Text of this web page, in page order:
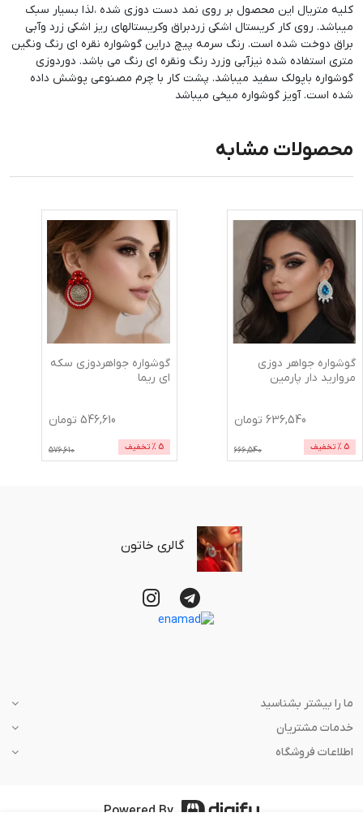
کلیه متریال این محصول بر روی نمد دست دوزی شده ،لذا بسیار سبک
میباشد. روی کار کریستال اشکی زردبراق وکریستالهای ریز اشکی زرد وآبی
براق دوخت شده است. رنگ سرمه پیچ دراین گوشواره نقره ای رنگ ونگین
متری استفاده شده نیزآبی وزرد رنگ ونقره ای رنگ می باشد. دوردوزی
گوشواره باپولک سفید میباشد. پشت کار با چرم مصنوعی پوشش داده
شده است. آویز گوشواره میخی میباشد
محصولات مشابه
گوشواره جواهر دوزی
مروارید دار پارمین
636,540 تومان
5 % تخفیف 666,540
گوشواره جواهردوزی سکه
ای ریما
546,610 تومان
5 % تخفیف 576,610
گالری خاتون
ما را بیشتر بشناسید
خدمات مشتریان
اطلاعات فروشگاه
Powered By